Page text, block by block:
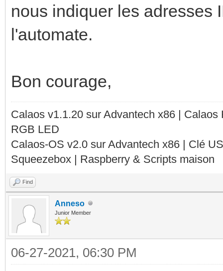
nous indiquer les adresses
l'automate.
Bon courage,
Calaos v1.1.20 sur Advantech x86 |
RGB LED
Calaos-OS v2.0 sur Advantech x86 | Clé
Squeezebox | Raspberry & Scripts maison
Find
Anneso
Junior Member
06-27-2021, 06:30 PM